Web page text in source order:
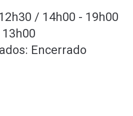
/ 14h00 - 19h00
Encerrado